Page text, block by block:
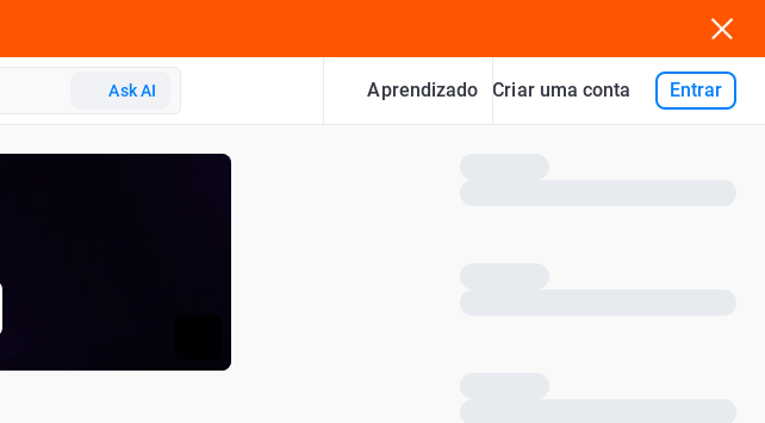
Ask AI Aprendizado Criar uma conta Entrar